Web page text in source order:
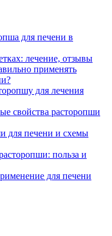
лечение, отзывы
для лечения
для печени и схемы
для печени